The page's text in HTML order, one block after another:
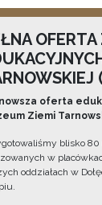
OFERTA
oferta
Ziemi
blisko
w
oddziałach w